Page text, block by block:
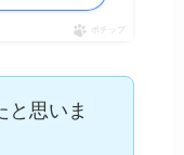
ポチップ
と思いま